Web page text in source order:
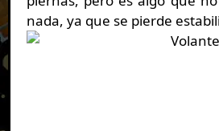
nada, ya que se pierde